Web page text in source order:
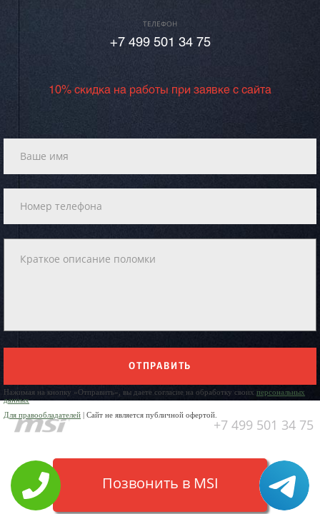
ТЕЛЕФОН
+7 499 501 34 75
10% скидка на работы при заявке с сайта
ОТПРАВИТЬ
Нажимая на кнопку «Отправить», вы даете согласие на обработку своих персональных
данных
Для правообладателей | Сайт не является публичной офертой.
+7 499 501 34 75
Позвонить в MSI